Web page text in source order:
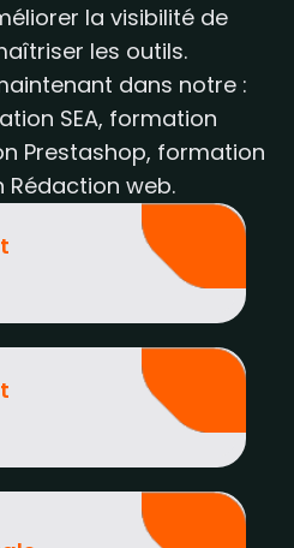
la visibilité de
les outils.
dans notre :
SEA, formation
Prestashop, formation
Rédaction web.